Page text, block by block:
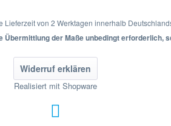
von 2 Werktagen innerhalb
Übermittlung der Maße unbedingt
Widerruf erklären
Realisiert mit Shopware